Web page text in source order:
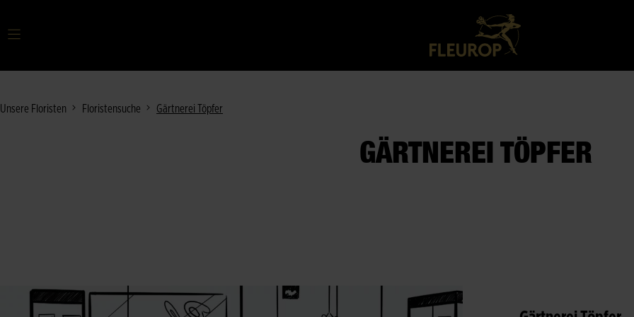
Unsere Floristen Floristensuche Gärtnerei Töpfer
GÄRTNEREI TÖPFER